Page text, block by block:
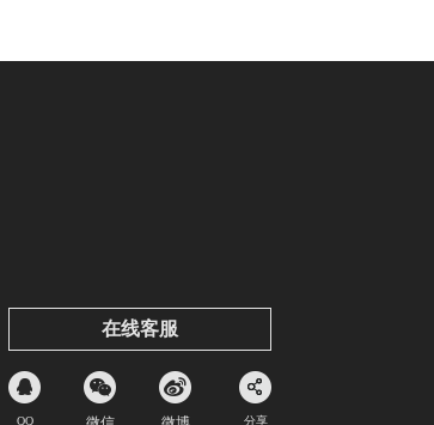
在线客服
QQ 分享